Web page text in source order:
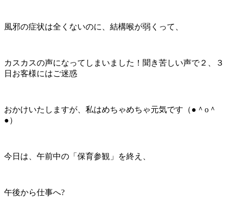
風邪の症状は全くないのに、結構喉が弱くって、
カスカスの声になってしまいました！聞き苦しい声で２、３
日お客様にはご迷惑
おかけいたしますが、私はめちゃめちゃ元気です（●＾o＾
●）
今日は、午前中の「保育参観」を終え、
午後から仕事へ?